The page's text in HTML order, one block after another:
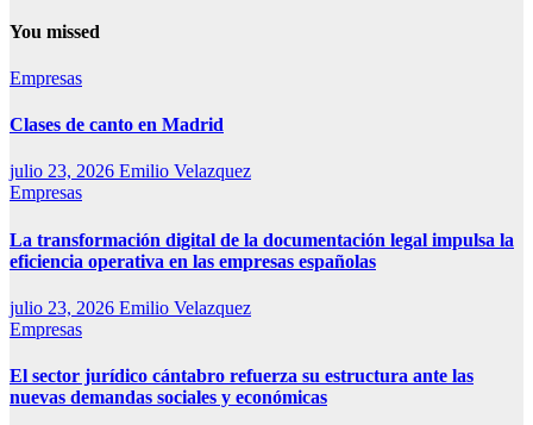
You missed
Empresas
Clases de canto en Madrid
julio 23, 2026 Emilio Velazquez
Empresas
La transformación digital de la documentación legal impulsa la
eficiencia operativa en las empresas españolas
julio 23, 2026 Emilio Velazquez
Empresas
El sector jurídico cántabro refuerza su estructura ante las
nuevas demandas sociales y económicas